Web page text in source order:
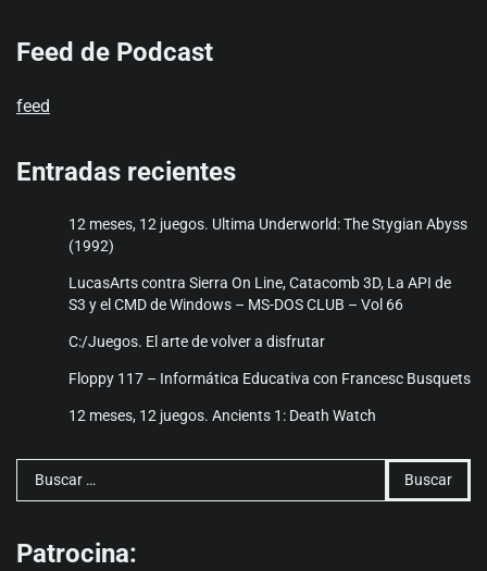
Feed de Podcast
feed
Entradas recientes
12 meses, 12 juegos. Ultima Underworld: The Stygian Abyss
(1992)
LucasArts contra Sierra On Line, Catacomb 3D, La API de
S3 y el CMD de Windows – MS-DOS CLUB – Vol 66
C:/Juegos. El arte de volver a disfrutar
Floppy 117 – Informática Educativa con Francesc Busquets
12 meses, 12 juegos. Ancients 1: Death Watch
Buscar:
Patrocina: